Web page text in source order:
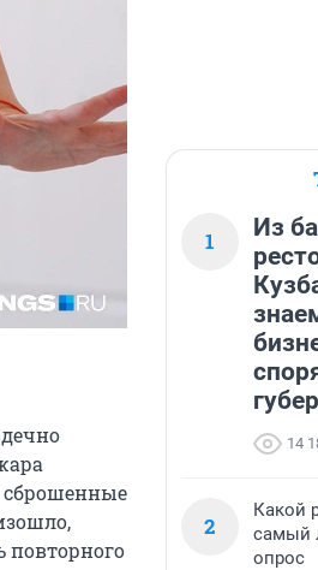
сброшенные
повторного
1
Из
14
2
Какой
самый
опрос